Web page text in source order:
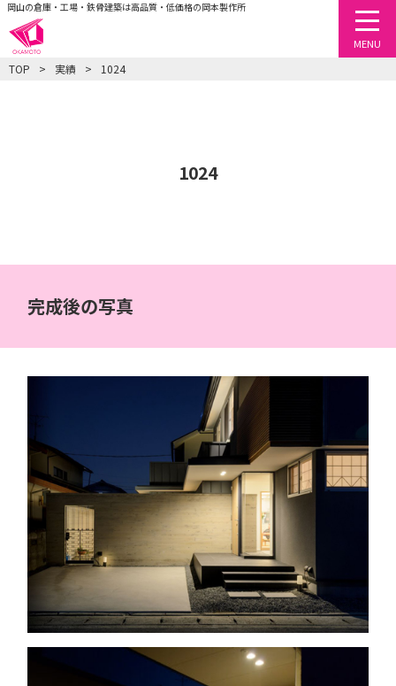
岡山の倉庫・工場・鉄骨建築は高品質・低価格の岡本製作所
TOP 実績 1024
MENU
1024
完成後の写真